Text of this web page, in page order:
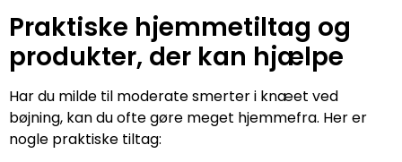
Praktiske hjemmetiltag og
produkter, der kan hjælpe
Har du milde til moderate smerter i knæet ved
bøjning, kan du ofte gøre meget hjemmefra. Her er
nogle praktiske tiltag: